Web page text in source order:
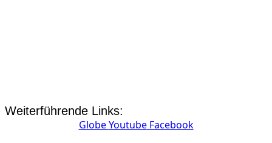
Weiterführende Links:
Globe Youtube Facebook